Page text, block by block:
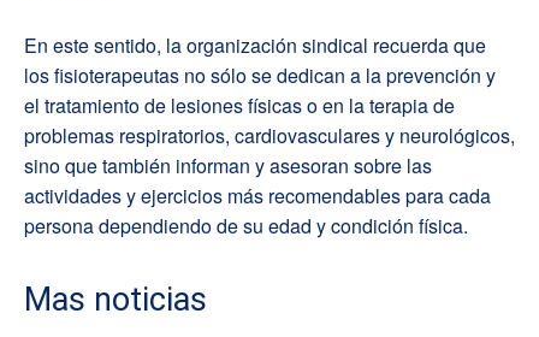
En este sentido, la organización sindical recuerda que
los fisioterapeutas no sólo se dedican a la prevención y
el tratamiento de lesiones físicas o en la terapia de
problemas respiratorios, cardiovasculares y neurológicos,
sino que también informan y asesoran sobre las
actividades y ejercicios más recomendables para cada
persona dependiendo de su edad y condición física.
Mas noticias